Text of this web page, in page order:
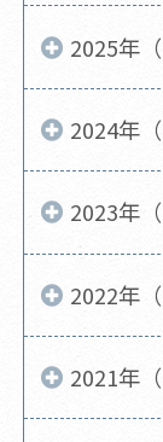
2025年（
2024年（
2023年（
2022年（
2021年（